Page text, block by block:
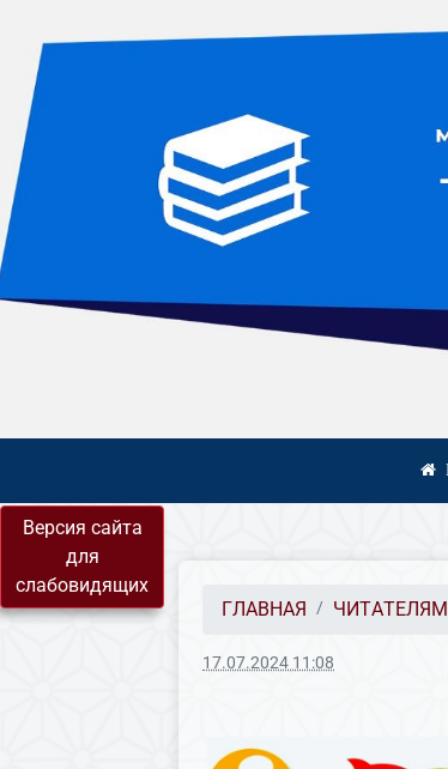
Версия сайта
для
слабовидящих
ГЛАВНАЯ ЧИТАТЕЛЯМ
17.07.2024 11:08